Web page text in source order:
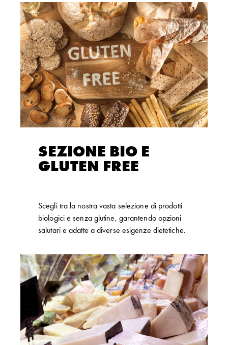
SEZIONE BIO E
GLUTEN FREE
Scegli tra la nostra vasta selezione di prodotti
biologici e senza glutine, garantendo opzioni
salutari e adatte a diverse esigenze dietetiche.